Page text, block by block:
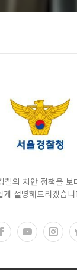
찰의 치안 정책을 보
게 설명해드리겠습니